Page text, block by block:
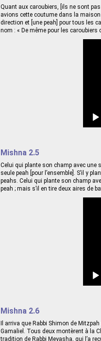
Quant aux caroubiers, [ils ne sont
avions cette coutume dans la
direction et [une peah] pour tous les
nom : « De même pour les caroubiers
Mishna 2.5
Celui qui plante son champ avec une
seule peah [pour l’ensemble]. S’il y
peahs. Celui qui plante son champ
peah ; mais s’il en tire deux aires de
Mishna 2.6
Il arriva que Rabbi Shimon de
Gamaliel. Tous deux montèrent à la
tradition de Rabbi Meyasha, qui l’a